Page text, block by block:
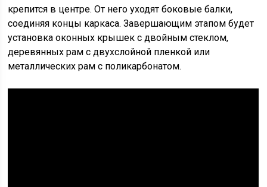
крепится в центре. От него уходят боковые балки,
соединяя концы каркаса. Завершающим этапом будет
установка оконных крышек с двойным стеклом,
деревянных рам с двухслойной пленкой или
металлических рам с поликарбонатом.